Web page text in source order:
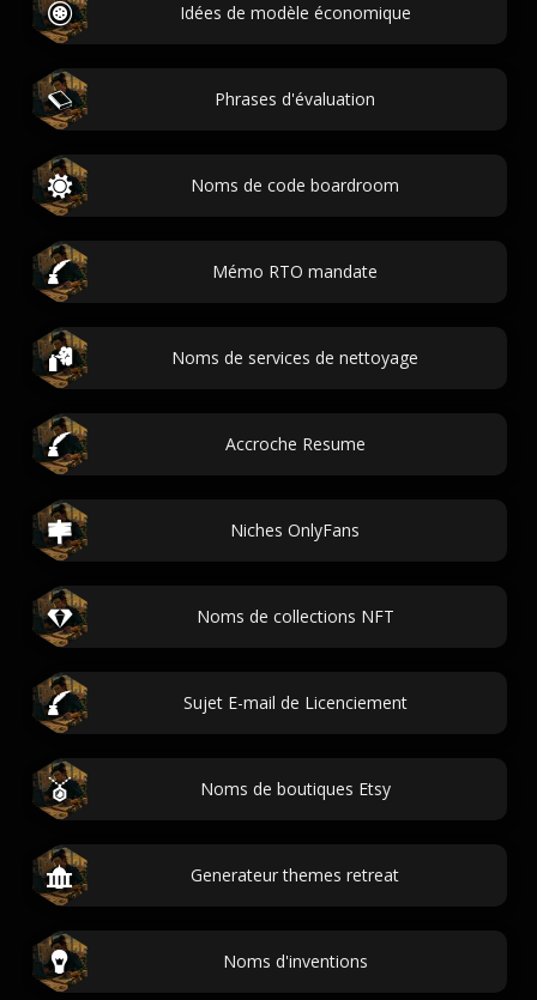
Idées de modèle économique
Phrases d'évaluation
Noms de code boardroom
Mémo RTO mandate
Noms de services de nettoyage
Accroche Resume
Niches OnlyFans
Noms de collections NFT
Sujet E-mail de Licenciement
Noms de boutiques Etsy
Generateur themes retreat
Noms d'inventions